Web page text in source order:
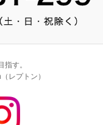
す。
レプトン）